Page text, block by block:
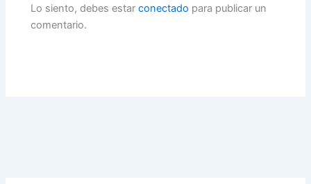
Lo siento, debes estarconectado para publicar un
comentario.